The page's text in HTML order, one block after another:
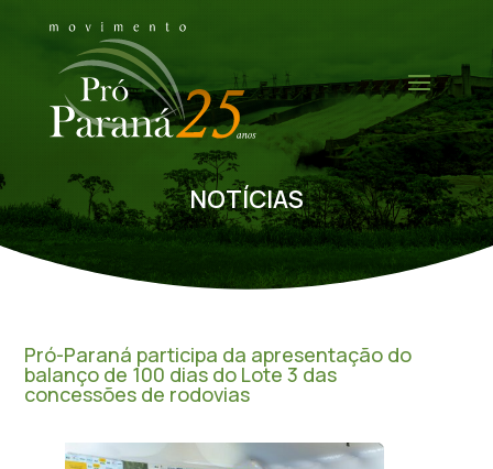
NOTÍCIAS
Pró-Paraná participa da apresentação do
balanço de 100 dias do Lote 3 das
concessões de rodovias